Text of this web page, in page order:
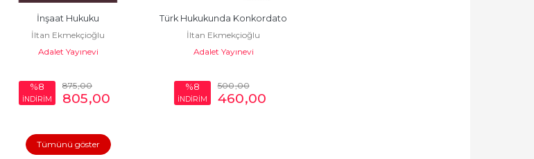
İnşaat Hukuku
İltan Ekmekçioğlu
Adalet Yayınevi
%8
İNDİRİM
875,00
805,00
Türk Hukukunda Konkordato
İltan Ekmekçioğlu
Adalet Yayınevi
%8
İNDİRİM
500,00
460,00
Tümünü göster